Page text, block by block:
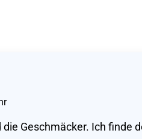
Geschmäcker. Ich finde